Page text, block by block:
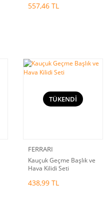
557,46 TL
TÜKENDİ
FERRARI
Kauçuk Geçme Başlık ve
Hava Kilidi Seti
438,99 TL